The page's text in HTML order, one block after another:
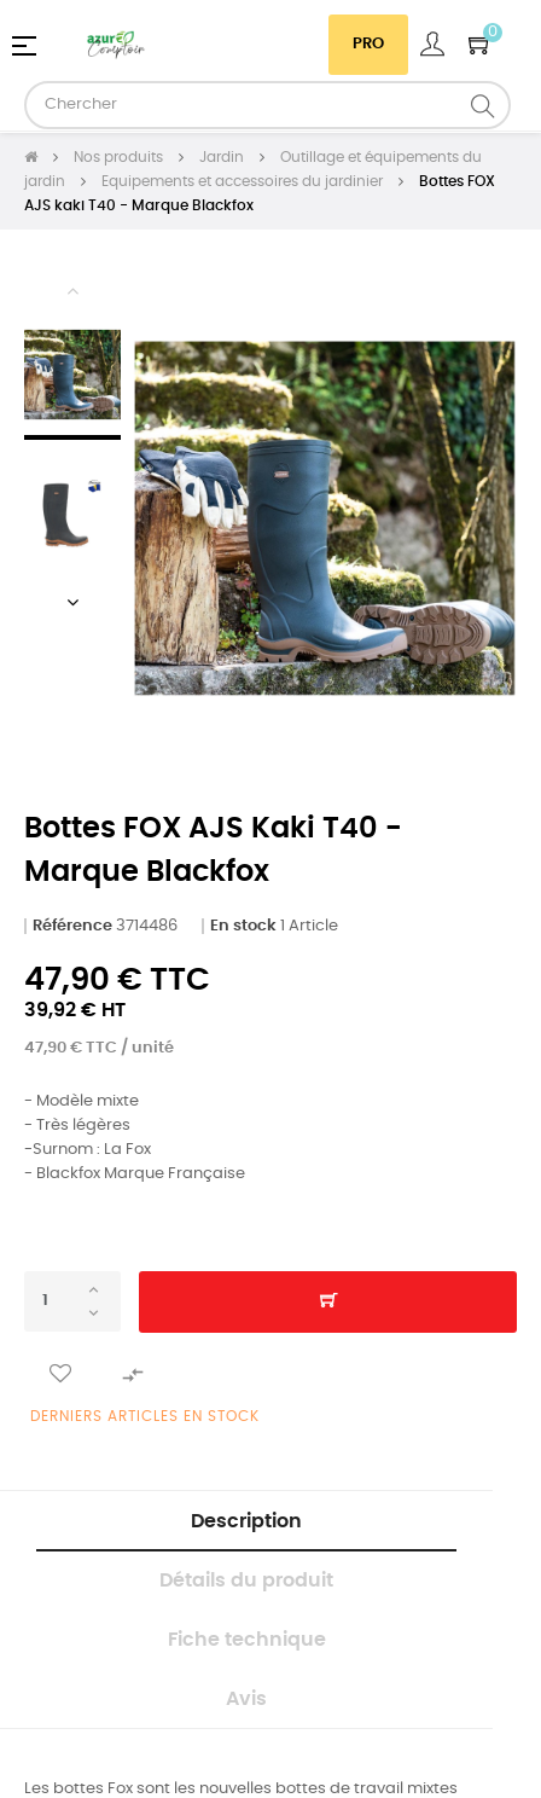
PRO
0
Basculer
navigation
☰
Nos produits Jardin
Outillage et équipements du
jardin
Equipements et accessoires du jardinier
Bottes FOX
AJS kaki T40 - Marque Blackfox
Bottes FOX AJS Kaki T40 -
Marque Blackfox
Référence 3714486 En stock 1 Article
47,90 € TTC
39,92 € HT
47,90 € TTC / unité
- Modèle mixte
- Très légères
-Surnom : La Fox
- Blackfox Marque Française

DERNIERS ARTICLES EN STOCK
Description
Détails du produit
Fiche technique
Avis
Les bottes Fox sont les nouvelles bottes de travail mixtes